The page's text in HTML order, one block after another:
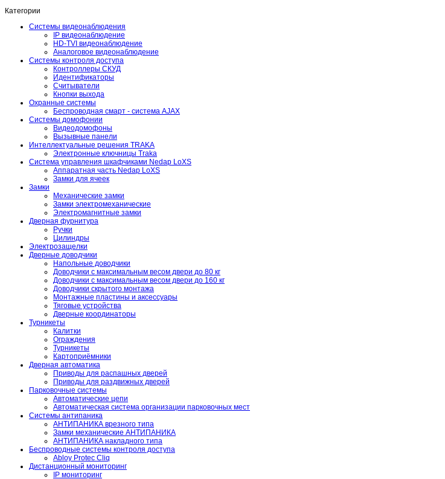
Категории
Системы видеонаблюдения
IP видеонаблюдение
HD-TVI видеонаблюдение
Аналоговое видеонаблюдение
Системы контроля доступа
Контроллеры СКУД
Идентификаторы
Считыватели
Кнопки выхода
Охранные системы
Беспроводная смарт - система AJAX
Системы домофонии
Видеодомофоны
Вызывные панели
Интеллектуальные решения TRAKA
Электронные ключницы Traka
Система управления шкафчиками Nedap LoXS
Аппаратная часть Nedap LoXS
Замки для ячеек
Замки
Механические замки
Замки электромеханические
Электромагнитные замки
Дверная фурнитура
Ручки
Цилиндры
Электрозащелки
Дверные доводчики
Напольные доводчики
Доводчики с максимальным весом двери до 80 кг
Доводчики с максимальным весом двери до 160 кг
Доводчики скрытого монтажа
Монтажные пластины и аксессуары
Тяговые устройства
Дверные координаторы
Турникеты
Калитки
Ограждения
Турникеты
Картоприёмники
Дверная автоматика
Приводы для распашных дверей
Приводы для раздвижных дверей
Парковочные системы
Автоматические цепи
Автоматическая система организации парковочных мест
Системы антипаника
АНТИПАНИКА врезного типа
Замки механические АНТИПАНИКА
АНТИПАНИКА накладного типа
Беспроводные системы контроля доступа
Abloy Protec Cliq
Дистанционный мониторинг
IP мониторинг